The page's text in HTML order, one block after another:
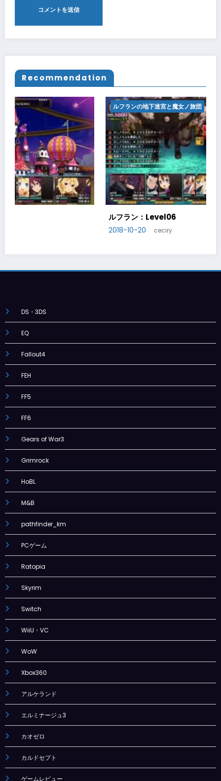
Recommendation
ルフランの地下迷宮と魔女ノ旅団
ルフラン：Level07
2018-10-21 ceciry
DS・3DS
EQ
Fallout4
FEH
FF5
FF6
Gears of War3
Grimrock
HoBL
M&B
pathfinder_km
PCゲーム
Ratopia
Skyrim
Switch
WiiU・VC
WoW
Xbox360
アルケランド
エルミナージュ3
カオゼロ
カルドセプト
ゲームレビュー